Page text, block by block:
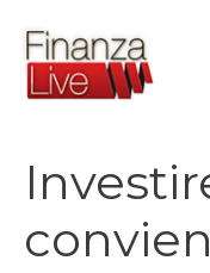
contenuto